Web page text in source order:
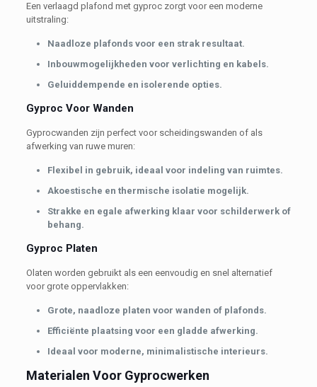
Een verlaagd plafond met gyproc zorgt voor een moderne
uitstraling:
Naadloze plafonds voor een strak resultaat.
Inbouwmogelijkheden voor verlichting en kabels.
Geluiddempende en isolerende opties.
Gyproc Voor Wanden
Gyprocwanden zijn perfect voor scheidingswanden of als
afwerking van ruwe muren:
Flexibel in gebruik, ideaal voor indeling van ruimtes.
Akoestische en thermische isolatie mogelijk.
Strakke en egale afwerking klaar voor schilderwerk of
behang.
Gyproc Platen
Olaten worden gebruikt als een eenvoudig en snel alternatief
voor grote oppervlakken:
Grote, naadloze platen voor wanden of plafonds.
Efficiënte plaatsing voor een gladde afwerking.
Ideaal voor moderne, minimalistische interieurs.
Materialen Voor Gyprocwerken